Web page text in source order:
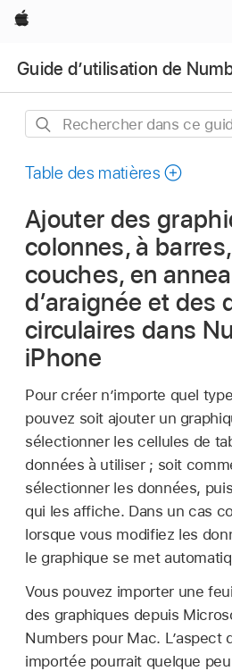
Apple
Guide d’utilisation de
Rechercher
ce
Table des matières
Ajouter des
colonnes, à
couches, en
d’araignée et des
circulaires dans
iPhone
Pour créer n’importe quel
pouvez soit ajouter un
sélectionner les cellules de
données à utiliser ; soit
sélectionner les données,
qui les affiche. Dans un cas
lorsque vous modifiez les
le graphique se met
Vous pouvez importer une
des graphiques depuis
Numbers pour Mac. L’aspect
importée pourrait quelque